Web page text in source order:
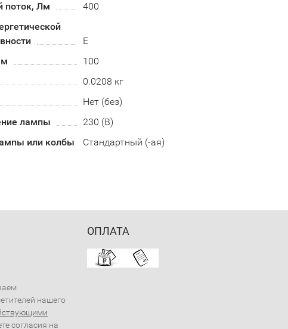
поток, Лм
400
E
100
0.0208 кг
Нет (без)
лампы
230 (В)
или колбы
Стандартный (-ая)
нашего
согласия на
ОПЛАТА